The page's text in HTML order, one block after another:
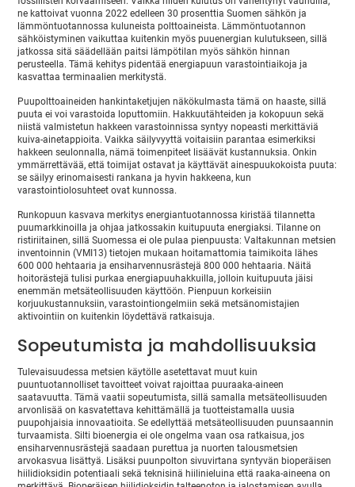
ne kattoivat vuonna 2022 edelleen 30 prosenttia Suomen sähkön ja
lämmöntuotannossa kuluneista polttoaineista. Lämmöntuotannon
sähköistyminen vaikuttaa kuitenkin myös puuenergian kulutukseen, sillä
jatkossa sitä säädellään paitsi lämpötilan myös sähkön hinnan
perusteella. Tämä kehitys pidentää energiapuun varastointiaikoja ja
kasvattaa terminaalien merkitystä.
Puupolttoaineiden hankintaketjujen näkökulmasta tämä on haaste, sillä
puuta ei voi varastoida loputtomiin. Hakkuutähteiden ja kokopuun sekä
niistä valmistetun hakkeen varastoinnissa syntyy nopeasti merkittäviä
kuiva-ainetappioita. Vaikka säilyvyyttä voitaisiin parantaa esimerkiksi
hakkeen seulonnalla, nämä toimenpiteet lisäävät kustannuksia. Onkin
ymmärrettävää, että toimijat ostavat ja käyttävät ainespuukokoista puuta:
se säilyy erinomaisesti rankana ja hyvin hakkeena, kun
varastointiolosuhteet ovat kunnossa.
Runkopuun kasvava merkitys energiantuotannossa kiristää tilannetta
puumarkkinoilla ja ohjaa jatkossakin kuitupuuta energiaksi. Tilanne on
ristiriitainen, sillä Suomessa ei ole pulaa pienpuusta: Valtakunnan metsien
inventoinnin (VMI13) tietojen mukaan hoitamattomia taimikoita lähes
600 000 hehtaaria ja ensiharvennusrästejä 800 000 hehtaaria. Näitä
hoitorästejä tulisi purkaa energiapuuhakkuilla, jolloin kuitupuuta jäisi
enemmän metsäteollisuuden käyttöön. Pienpuun korkeisiin
korjuukustannuksiin, varastointiongelmiin sekä metsänomistajien
aktivointiin on kuitenkin löydettävä ratkaisuja.
Sopeutumista ja mahdollisuuksia
Tulevaisuudessa metsien käytölle asetettavat muut kuin
puuntuotannolliset tavoitteet voivat rajoittaa puuraaka-aineen
saatavuutta. Tämä vaatii sopeutumista, sillä samalla metsäteollisuuden
arvonlisää on kasvatettava kehittämällä ja tuotteistamalla uusia
puupohjaisia innovaatioita. Se edellyttää metsäteollisuuden puunsaannin
turvaamista. Silti bioenergia ei ole ongelma vaan osa ratkaisua, jos
ensiharvennusrästejä saadaan purettua ja nuorten talousmetsien
arvokasvua lisättyä. Lisäksi puunpolton sivuvirtana syntyvän bioperäisen
hiilidioksidin potentiaali sekä teknisinä hiilinieluina että raaka-aineena on